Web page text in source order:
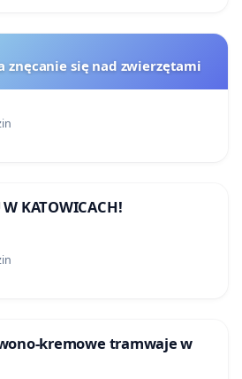
znęcanie się nad zwierzętami
W KATOWICACH!
kremowe tramwaje w